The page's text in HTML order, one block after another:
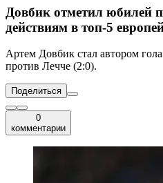
Довбик отметил юбилей
действиям в топ-5
Артем Довбик стал автором
против Лечче (2:0).
Поделиться
0
комментарии